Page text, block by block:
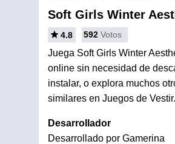
Soft Girls Winter
4.8 592 Votos
Juega Soft Girls Winter
online sin necesidad de
instalar, o explora muchos
similares en Juegos de Vestir.
Desarrollador
Desarrollado por Gamerina